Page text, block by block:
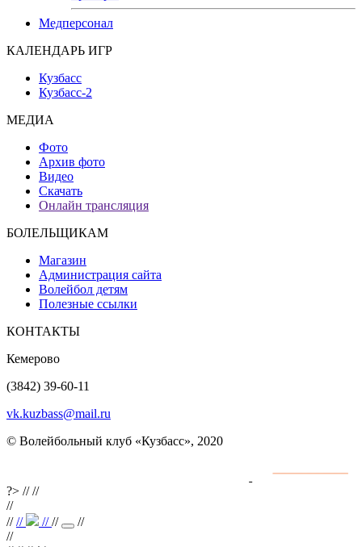
Медперсонал
КАЛЕНДАРЬ ИГР
Кузбасс
Кузбасс-2
МЕДИА
Фото
Архив фото
Видео
Скачать
Онлайн трансляция
БОЛЕЛЬЩИКАМ
Магазин
Администрация сайта
Волейбол детям
Полезные ссылки
КОНТАКТЫ
Кемерово
(3842) 39-60-11
vk.kuzbass@mail.ru
© Волейбольный клуб «Кузбасс», 2020
?> ////
//
//// ////
//
//